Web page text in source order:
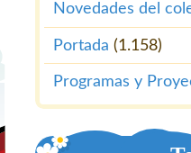
Novedades del
Portada (1.158)
Programas y